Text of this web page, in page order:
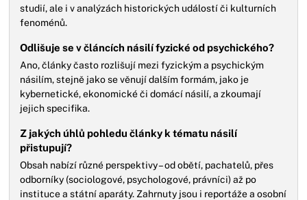
studií, ale i v analýzách historických událostí či kulturních
fenoménů.
Odlišuje se v článcích násilí fyzické od psychického?
Ano, články často rozlišují mezi fyzickým a psychickým
násilím, stejně jako se věnují dalším formám, jako je
kybernetické, ekonomické či domácí násilí, a zkoumají
jejich specifika.
Z jakých úhlů pohledu články k tématu násilí
přistupují?
Obsah nabízí různé perspektivy – od obětí, pachatelů, přes
odborníky (sociologové, psychologové, právníci) až po
instituce a státní aparáty. Zahrnuty jsou i reportáže a osobní